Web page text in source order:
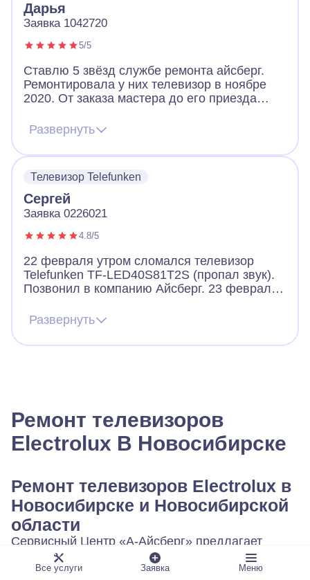
Дарья
Заявка 1042720
5/5
Ставлю 5 звёзд службе ремонта айсберг.
Ремонтировала у них телевизор в ноябре
2020. От заказа мастера до его приезда
человек, видно было, что он мастер своего
дела. Быстро решил проблему с подсветкой.
Дополнительно рассказал о тонкостях
интернетом.
Развернуть
Телевизор Telefunken
Сергей
Заявка 0226021
4.8/5
22 февраля утром сломался телевизор
Telefunken TF-LED40S81T2S (пропал звук).
Позвонил в компанию Айсберг. 23 февраля
нашел неисправность, согласовал
стоимость ремонта и забрал телевизор. 25
февраля вечером привезли
Развернуть
Ремонт телевизоров
Electrolux В Новосибирске
Ремонт телевизоров Electrolux в
Новосибирске и Новосибирской
области
Сервисный Центр «А-Айсберг» предлагает
комплекс услуг по ремонту телевизоров
Electrolux с выездом мастера на дом в
Все услуги Заявка Меню